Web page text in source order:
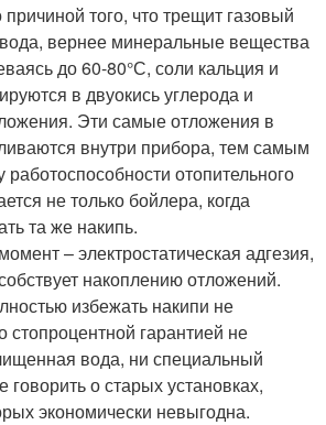
того, что трещит газовый
вода, вернее минеральные вещества
до 60-80°С, соли кальция и
в двуокись углерода и
Эти самые отложения в
внутри прибора, тем самым
работоспособности отопительного
не только бойлера, когда
та же накипь.
– электростатическая адгезия,
накоплению отложений.
избежать накипи не
стопроцентной гарантией не
вода, ни специальный
говорить о старых установках,
экономически невыгодна.